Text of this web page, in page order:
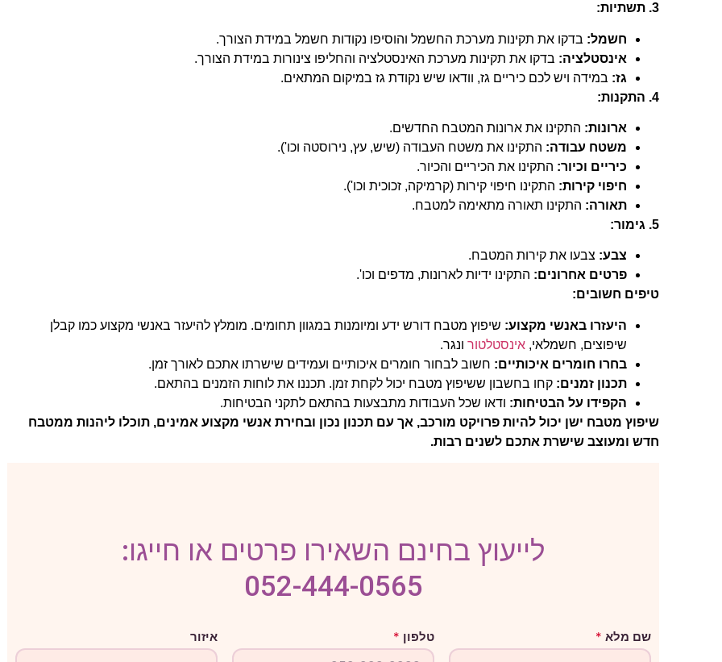
3. תשתיות:
חשמל: בדקו את תקינות מערכת החשמל והוסיפו נקודות חשמל במידת הצורך.
אינסטלציה: בדקו את תקינות מערכת האינסטלציה והחליפו צינורות במידת הצורך.
גז: במידה ויש לכם כיריים גז, וודאו שיש נקודת גז במיקום המתאים.
4. התקנות:
ארונות: התקינו את ארונות המטבח החדשים.
משטח עבודה: התקינו את משטח העבודה (שיש, עץ, נירוסטה וכו').
כיריים וכיור: התקינו את הכיריים והכיור.
חיפוי קירות: התקינו חיפוי קירות (קרמיקה, זכוכית וכו').
תאורה: התקינו תאורה מתאימה למטבח.
5. גימור:
צבע: צבעו את קירות המטבח.
פרטים אחרונים: התקינו ידיות לארונות, מדפים וכו'.
טיפים חשובים:
היעזרו באנשי מקצוע: שיפוץ מטבח דורש ידע ומיומנות במגוון תחומים. מומלץ להיעזר באנשי מקצוע כמו קבלן
שיפוצים, חשמלאי, אינסטלטור ונגר.
בחרו חומרים איכותיים: חשוב לבחור חומרים איכותיים ועמידים שישרתו אתכם לאורך זמן.
תכנון זמנים: קחו בחשבון ששיפוץ מטבח יכול לקחת זמן. תכננו את לוחות הזמנים בהתאם.
הקפידו על הבטיחות: ודאו שכל העבודות מתבצעות בהתאם לתקני הבטיחות.
שיפוץ מטבח ישן יכול להיות פרויקט מורכב, אך עם תכנון נכון ובחירת אנשי מקצוע אמינים, תוכלו ליהנות ממטבח
חדש ומעוצב שישרת אתכם לשנים רבות.
לייעוץ בחינם השאירו פרטים או חייגו:
052-444-0565
שם מלא * מ
ל
טלפון * איזור